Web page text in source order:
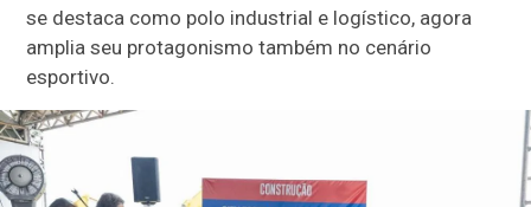
se destaca como polo industrial e logístico, agora
amplia seu protagonismo também no cenário
esportivo.